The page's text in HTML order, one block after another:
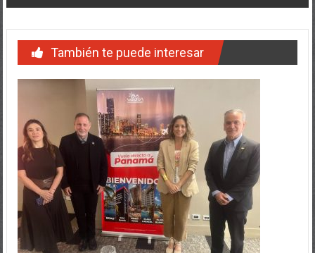
También te puede interesar